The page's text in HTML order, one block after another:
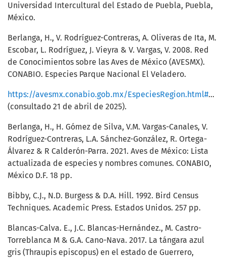
Universidad Intercultural del Estado de Puebla, Puebla,
México.
Berlanga, H., V. Rodríguez-Contreras, A. Oliveras de Ita, M.
Escobar, L. Rodríguez, J. Vieyra & V. Vargas, V. 2008. Red
de Conocimientos sobre las Aves de México (AVESMX).
CONABIO. Especies Parque Nacional El Veladero.
https://avesmx.conabio.gob.mx/EspeciesRegion.html#ANP_63
(consultado 21 de abril de 2025).
Berlanga, H., H. Gómez de Silva, V.M. Vargas-Canales, V.
Rodríguez-Contreras, L.A. Sánchez-González, R. Ortega-
Álvarez & R Calderón-Parra. 2021. Aves de México: Lista
actualizada de especies y nombres comunes. CONABIO,
México D.F. 18 pp.
Bibby, C.J., N.D. Burgess & D.A. Hill. 1992. Bird Census
Techniques. Academic Press. Estados Unidos. 257 pp.
Blancas-Calva. E., J.C. Blancas-Hernández., M. Castro-
Torreblanca M & G.A. Cano-Nava. 2017. La tángara azul
gris (Thraupis episcopus) en el estado de Guerrero,